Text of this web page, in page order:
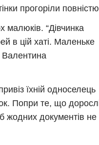
прогоріли
малюків. “Дівчинка
в цій хаті. Маленьке
Валентина
їхній односелець
Попри те, що
жодних документів не